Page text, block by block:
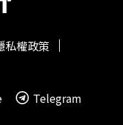
私權政策
Telegram